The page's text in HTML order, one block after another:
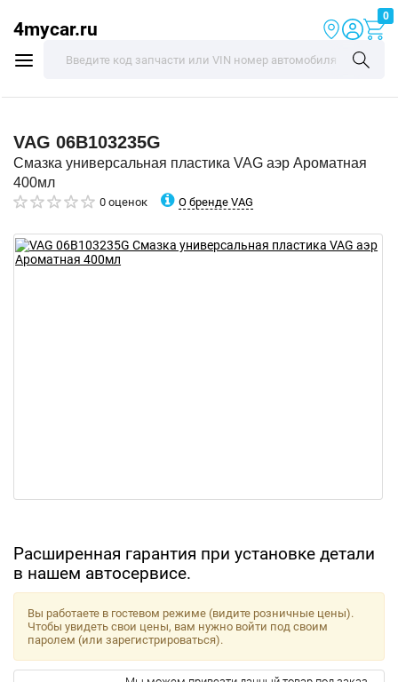
4mycar.ru
0
VAG 06B103235G
Смазка универсальная пластика VAG аэр Ароматная
400мл
0 оценок О бренде VAG
Расширенная гарантия при установке детали
в нашем автосервисе.
Вы работаете в гостевом режиме (видите розничные цены).
Чтобы увидеть свои цены, вам нужно войти под своим
паролем (или зарегистрироваться).